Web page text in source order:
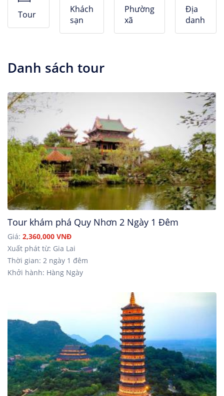
Căn hộ dịch vụ
Tour
Khách
sạn
Phường
xã
Địa
danh
Danh sách tour
Tour khám phá Quy Nhơn 2 Ngày 1 Đêm
Giá: 2,360,000 VNĐ
Xuất phát từ: Gia Lai
Thời gian: 2 ngày 1 đêm
Khởi hành: Hàng Ngày